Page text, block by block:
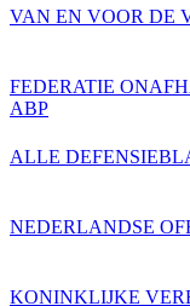
VAN EN VOOR DE
FEDERATIE
ABP
ALLE
NEDERLANDSE
KONINKLIJKE